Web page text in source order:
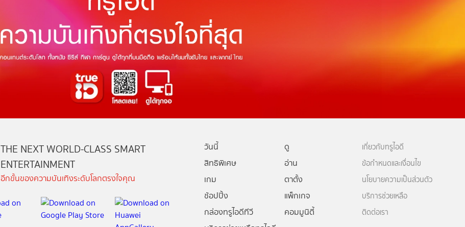
THE NEXT WORLD-CLASS SMART
ENTERTAINMENT
อีกขั้นของความบันเทิงระดับโลกตรงใจคุณ
วันนี้
ดู
สิทธิพิเศษ
อ่าน
เกม
ตาตั้ง
ช้อปปิ้ง
แพ็กเกจ
กล่องทรูไอดีทีวี
คอมมูนิตี้
เกี่ยวกับทรูไอดี
ข้อกำหนดและเงื่อนไข
นโยบายความเป็นส่วนตัว
บริการช่วยเหลือ
ติดต่อเรา